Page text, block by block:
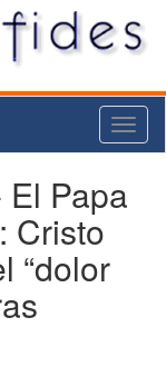
Papa
Cristo
“dolor